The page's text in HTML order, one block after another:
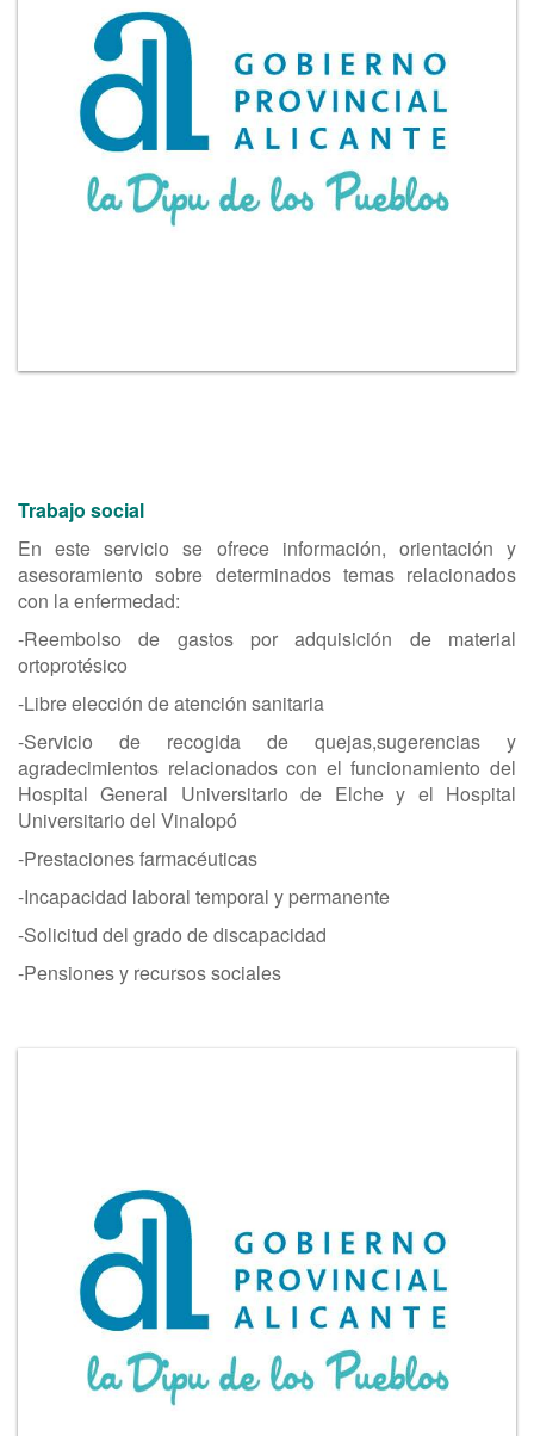
Trabajo social
En este servicio se ofrece información, orientación y
asesoramiento sobre determinados temas relacionados
con la enfermedad:
-Reembolso de gastos por adquisición de material
ortoprotésico
-Libre elección de atención sanitaria
-Servicio de recogida de quejas,sugerencias y
agradecimientos relacionados con el funcionamiento del
Hospital General Universitario de Elche y el Hospital
Universitario del Vinalopó
-Prestaciones farmacéuticas
-Incapacidad laboral temporal y permanente
-Solicitud del grado de discapacidad
-Pensiones y recursos sociales